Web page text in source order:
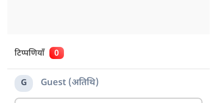
टिप्पणियाँ 0
G Guest (अतिथि)